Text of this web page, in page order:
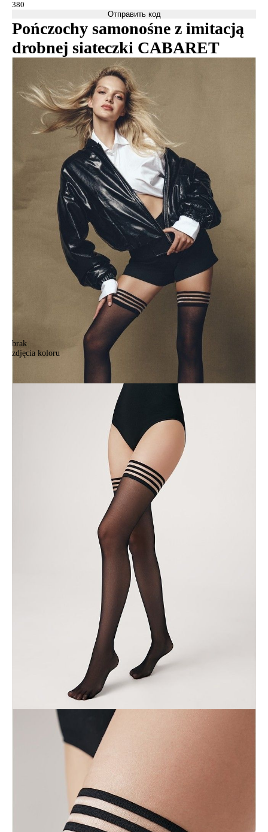
Отправить код
Pończochy samonośne z imitacją
drobnej siateczki CABARET
brak
zdjęcia koloru
Pończochy damskie CE FANTASY CABARET, 1/2, nero
Pończochy damskie CE FANTASY CABARET, 1/2, nero
55,90 zł
+
DODAJ DO KOSZYKA
POWIADOM MNIE O DOSTĘPNOŚCI
ПОЛУЧИТЬ ПО EMAIL
darmowa od 99 zł
czas dostawy: 1-2 dni robocze
darmowa od 50 zł
czas dostawy: 1-2 dni robocze
w sklepie Conte (Łodz)
pn.- czw. 8:00 - 16:00, pt. 8:00 - 14:00
Cienkie pończochy z imitacją drobnej siateczki i wygodną samonośną
gumką z silikonem zostały stworzone z myślą o Twoim stylowym
wyglądzie i całkowitej pewności siebie.
Cechy modelu:
· samonośna gumka z silikonem,
· imitacja drobnej siateczki,
· stworzony dla Twojej absolutnej pewności siebie.
1001370640030003
poliamid 84%, elastan 16%
Udostępnij produkt